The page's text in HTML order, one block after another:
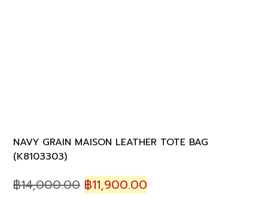
NAVY GRAIN MAISON LEATHER TOTE BAG
(K8103303)
฿14,000.00 Original
฿11,900.00